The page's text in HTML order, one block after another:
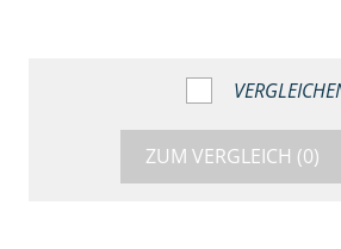
ZUM VERGLEICH (0)